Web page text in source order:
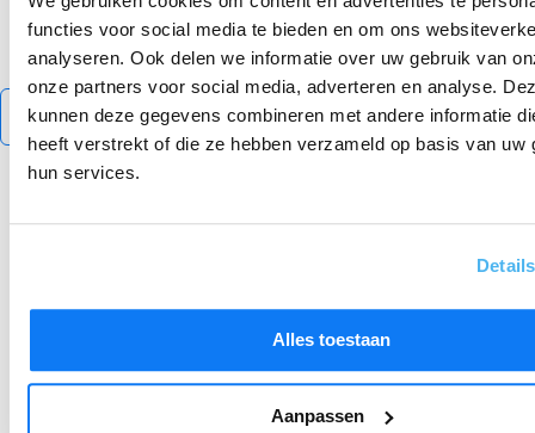
functies voor social media te bieden en om ons
analyseren. Ook delen we informatie over uw gebruik van
onze partners voor social media, adverteren en analyse.
kunnen deze gegevens combineren met andere informatie
heeft verstrekt of die ze hebben verzameld op basis van uw
hun services.
Alles toestaan
Aanpassen
Bekijk hier de actuelewaterontharder kosten.
Bekijk hier de waterontharder kosten
Wanneer klanten op zoek zijn naar de beste
waterontharder, kiezen zij voor: